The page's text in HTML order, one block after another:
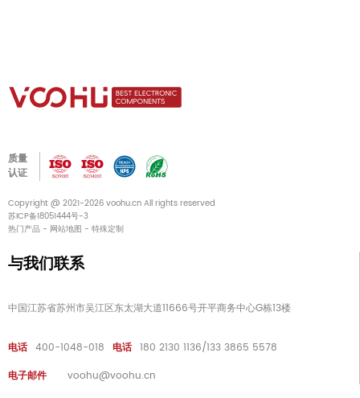
质量
认证
Copyright @ 2021-2026 voohu.cn All rights reserved
苏ICP备18051444号-3
热门产品 - 网站地图 - 特殊定制
与我们联系
中国江苏省苏州市吴江区东太湖大道11666号开平商务中心G栋13楼
电话 400-1048-018 电话 180 2130 1136/133 3865 5578
电子邮件
voohu@voohu.cn